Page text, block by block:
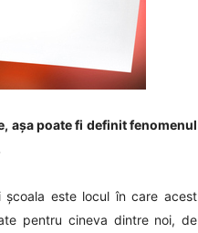
așa poate fi definit fenomenul
este locul în care acest
pentru cineva dintre noi, de